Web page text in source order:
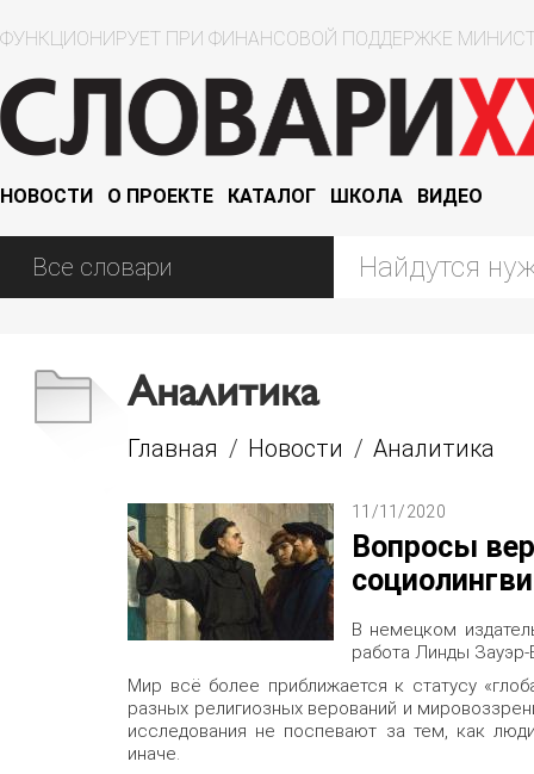
ФУНКЦИОНИРУЕТ ПРИ ФИНАНСОВОЙ ПОДДЕРЖКЕ
НОВОСТИ О ПРОЕКТЕ КАТАЛОГ ШКОЛА ВИДЕО
Аналитика
Главная / Новости / Аналитика
11/11/2020
Вопросы
В немецком
работа Линды
Мир всё более приближается к статусу
разных религиозных верований и
исследования не поспевают за тем, как
иначе.